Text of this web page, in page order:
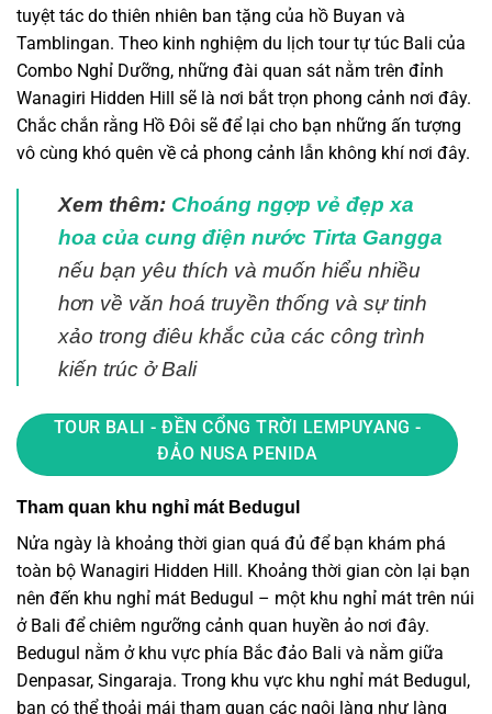
tuyệt tác do thiên nhiên ban tặng của hồ Buyan và
Tamblingan. Theo kinh nghiệm du lịch tour tự túc Bali của
Combo Nghỉ Dưỡng, những đài quan sát nằm trên đỉnh
Wanagiri Hidden Hill sẽ là nơi bắt trọn phong cảnh nơi đây.
Chắc chắn rằng Hồ Đôi sẽ để lại cho bạn những ấn tượng
vô cùng khó quên về cả phong cảnh lẫn không khí nơi đây.
Xem thêm: Choáng ngợp vẻ đẹp xa
hoa của cung điện nước Tirta Gangga
nếu bạn yêu thích và muốn hiểu nhiều
hơn về văn hoá truyền thống và sự tinh
xảo trong điêu khắc của các công trình
kiến trúc ở Bali
TOUR BALI - ĐỀN CỔNG TRỜI LEMPUYANG -
ĐẢO NUSA PENIDA
Tham quan khu nghỉ mát Bedugul
Nửa ngày là khoảng thời gian quá đủ để bạn khám phá
toàn bộ Wanagiri Hidden Hill. Khoảng thời gian còn lại bạn
nên đến khu nghỉ mát Bedugul – một khu nghỉ mát trên núi
ở Bali để chiêm ngưỡng cảnh quan huyền ảo nơi đây.
Bedugul nằm ở khu vực phía Bắc đảo Bali và nằm giữa
Denpasar, Singaraja. Trong khu vực khu nghỉ mát Bedugul,
bạn có thể thoải mái tham quan các ngôi làng như làng